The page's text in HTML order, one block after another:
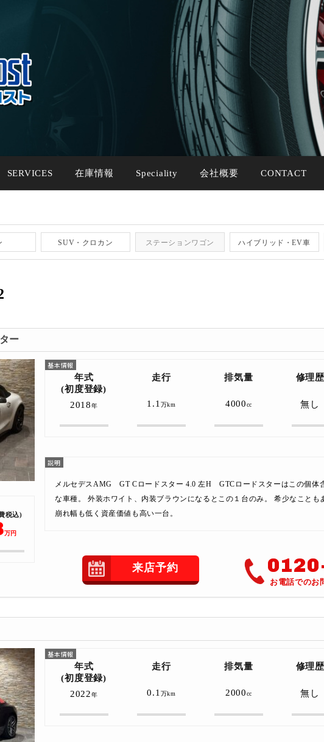
SERVICES 在庫情報 Speciality 会社概要 CONTACT
SUV・クロカン ステーションワゴン ハイブリッド・EV車
ー
税込)
万円
年式
(初度登録)
2018年
走行
1.1 万km
排気量
4000cc
修理歴
無し
メルセデスAMG GT Cロードスター 4.0 左H GTCロードスターはこの個体
な車種。 外装ホワイト、内装ブラウンになるとこの１台のみ。 希少なことも
崩れ幅も低く資産価値も高い一台。
来店予約
お電話でのお
年式
(初度登録)
2022年
走行
0.1 万km
排気量
2000cc
修理歴
無し